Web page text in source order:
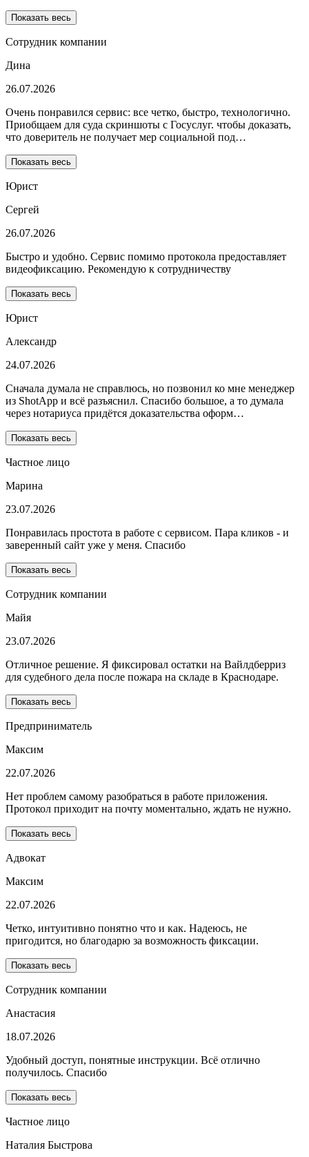
Показать весь
Сотрудник компании
Дина
26.07.2026
Очень понравился сервис: все четко, быстро, технологично.
Приобщаем для суда скриншоты с Госуслуг. чтобы доказать,
что доверитель не получает мер социальной под…
Показать весь
Юрист
Сергей
26.07.2026
Быстро и удобно. Сервис помимо протокола предоставляет
видеофиксацию. Рекомендую к сотрудничеству
Показать весь
Юрист
Александр
24.07.2026
Сначала думала не справлюсь, но позвонил ко мне менеджер
из ShotApp и всё разъяснил. Спасибо большое, а то думала
через нотариуса придётся доказательства оформ…
Показать весь
Частное лицо
Марина
23.07.2026
Понравилась простота в работе с сервисом. Пара кликов - и
заверенный сайт уже у меня. Спасибо
Показать весь
Сотрудник компании
Майя
23.07.2026
Отличное решение. Я фиксировал остатки на Вайлдберриз
для судебного дела после пожара на складе в Краснодаре.
Показать весь
Предприниматель
Максим
22.07.2026
Нет проблем самому разобраться в работе приложения.
Протокол приходит на почту моментально, ждать не нужно.
Показать весь
Адвокат
Максим
22.07.2026
Четко, интуитивно понятно что и как. Надеюсь, не
пригодится, но благодарю за возможность фиксации.
Показать весь
Сотрудник компании
Анастасия
18.07.2026
Удобный доступ, понятные инструкции. Всё отлично
получилось. Спасибо
Показать весь
Частное лицо
Наталия Быстрова